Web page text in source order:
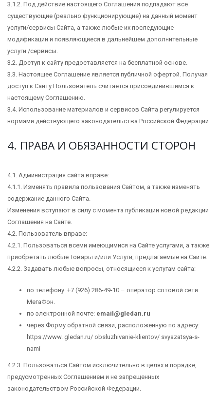
3.1.2. Под действие настоящего Соглашения подпадают все
существующие (реально функционирующие) на данный момент
услуги/сервисы Сайта, а также любые их последующие
модификации и появляющиеся в дальнейшем дополнительные
услуги /сервисы.
3.2. Доступ к сайту предоставляется на бесплатной основе.
3.3. Настоящее Соглашение является публичной офертой. Получая
доступ к Сайту Пользователь считается присоединившимся к
настоящему Соглашению.
3.4. Использование материалов и сервисов Сайта регулируется
нормами действующего законодательства Российской Федерации.
4. ПРАВА И ОБЯЗАННОСТИ СТОРОН
4.1. Администрация сайта вправе:
4.1.1. Изменять правила пользования Сайтом, а также изменять
содержание данного Сайта.
Изменения вступают в силу с момента публикации новой редакции
Соглашения на Сайте.
4.2. Пользователь вправе:
4.2.1. Пользоваться всеми имеющимися на Сайте услугами, а также
приобретать любые Товары и/или Услуги, предлагаемые на Сайте.
4.2.2. Задавать любые вопросы, относящиеся к услугам сайта:
по телефону: +7 (926) 286-49-10 – оператор сотовой сети
МегаФон.
по электронной почте: email@gledan.ru
через Форму обратной связи, расположенную по адресу:
https://www. gledan.ru/ obsluzhivanie-klientov/ svyazatsya-s-
nami
4.2.3. Пользоваться Сайтом исключительно в целях и порядке,
предусмотренных Соглашением и не запрещенных
законодательством Российской Федерации.